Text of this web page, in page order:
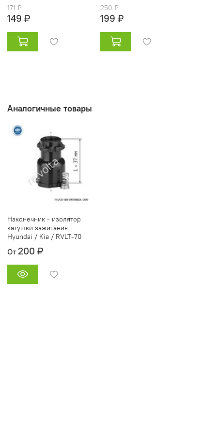
171 ₽
149 ₽
250 ₽
199 ₽
Аналогичные товары
Наконечник - изолятор
катушки зажигания
Hyundai / Kia / RVLT-70
От 200 ₽